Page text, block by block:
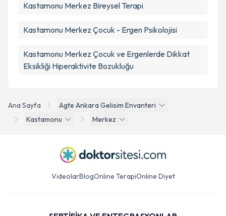
Ana Sayfa
Agte Ankara Gelisim Envanteri
Kastamonu
Merkez
Kastamonu Merkez Bireysel Terapi
Kastamonu Merkez Çocuk - Ergen Psikolojisi
Kastamonu Merkez Çocuk ve Ergenlerde Dikkat
Eksikliği Hiperaktivite Bozukluğu
VideolarBlogOnline TerapiOnline Diyet